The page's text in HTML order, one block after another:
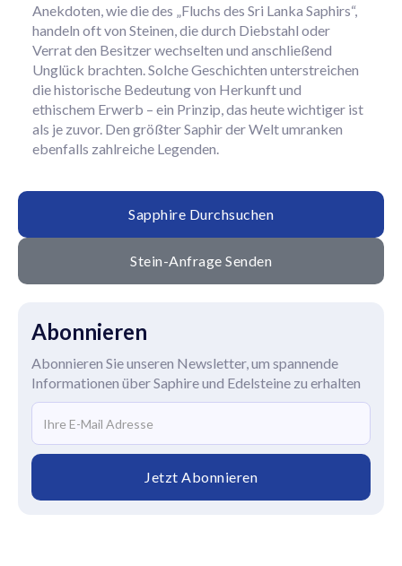
Anekdoten, wie die des „Fluchs des Sri Lanka Saphirs“,
handeln oft von Steinen, die durch Diebstahl oder
Verrat den Besitzer wechselten und anschließend
Unglück brachten. Solche Geschichten unterstreichen
die historische Bedeutung von Herkunft und
ethischem Erwerb – ein Prinzip, das heute wichtiger ist
als je zuvor. Den größter Saphir der Welt umranken
ebenfalls zahlreiche Legenden.
Sapphire Durchsuchen
Stein-Anfrage Senden
Abonnieren
Abonnieren Sie unseren Newsletter, um spannende
Informationen über Saphire und Edelsteine zu erhalten